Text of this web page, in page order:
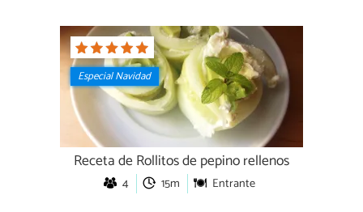
Especial Navidad
Receta de Rollitos de pepino rellenos
4 15m Entrante